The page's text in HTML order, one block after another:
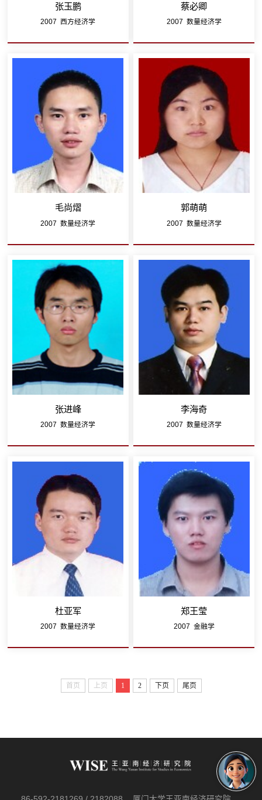
张玉鹏
2007 西方经济学
蔡必卿
2007 数量经济学
毛尚熠
2007 数量经济学
郭萌萌
2007 数量经济学
张进峰
2007 数量经济学
李海奇
2007 数量经济学
杜亚军
2007 数量经济学
郑王莹
2007 金融学
首页 上页 1 2 下页 尾页